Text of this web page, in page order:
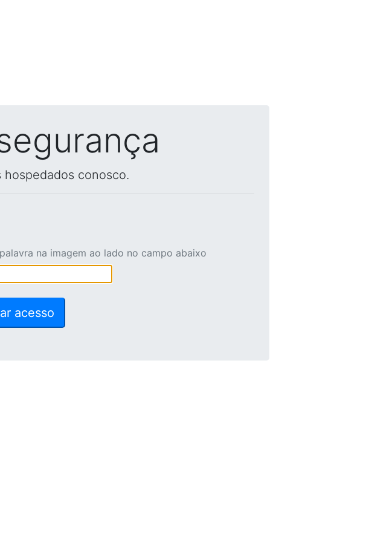
conosco.
na imagem ao lado no campo abaixo